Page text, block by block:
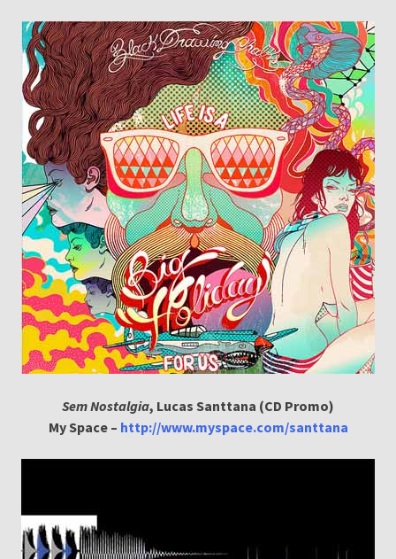
Sem Nostalgia, Lucas Santtana (CD Promo)
My Space – http://www.myspace.com/santtana